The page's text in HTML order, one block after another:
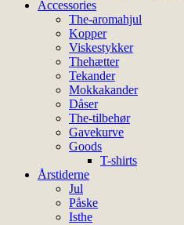
Accessories
The-aromahjul
Kopper
Viskestykker
Thehætter
Tekander
Mokkakander
Dåser
The-tilbehør
Gavekurve
Goods
T-shirts
Årstiderne
Jul
Påske
Isthe